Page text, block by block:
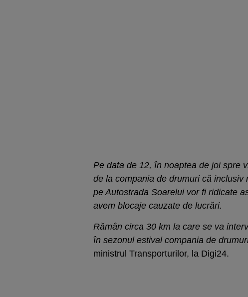
Pe data de 12, în noaptea de joi spre
de la compania de drumuri că
pe Autostrada Soarelui vor fi ridicate
avem blocaje cauzate de lucrări.
Rămân circa 30 km la care se va
în sezonul estival compania de
ministrul Transporturilor, la Digi24.